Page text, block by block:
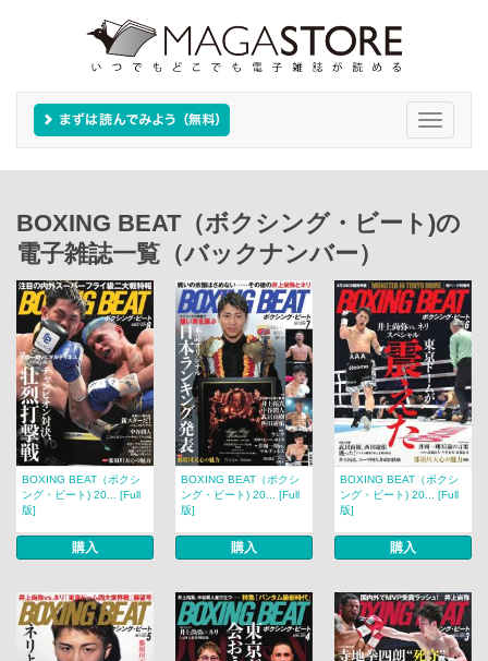
Toggle
BOXING BEAT（ボクシング・ビート)の
電子雑誌一覧（バックナンバー）
BOXING BEAT（ボクシ
ング・ビート) 20... [Full
版]
購入
BOXING BEAT（ボクシ
ング・ビート) 20... [Full
版]
購入
BOXING BEAT（ボクシ
ング・ビート) 20... [Full
版]
購入